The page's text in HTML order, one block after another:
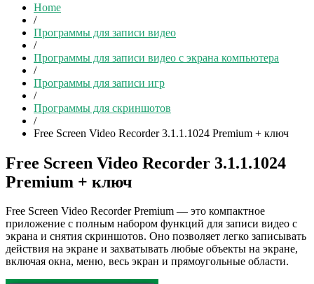
Home
/
Программы для записи видео
/
Программы для записи видео с экрана компьютера
/
Программы для записи игр
/
Программы для скриншотов
/
Free Screen Video Recorder 3.1.1.1024 Premium + ключ
Free Screen Video Recorder 3.1.1.1024
Premium + ключ
Free Screen Video Recorder Premium — это компактное
приложение с полным набором функций для записи видео с
экрана и снятия скриншотов. Оно позволяет легко записывать
действия на экране и захватывать любые объекты на экране,
включая окна, меню, весь экран и прямоугольные области.